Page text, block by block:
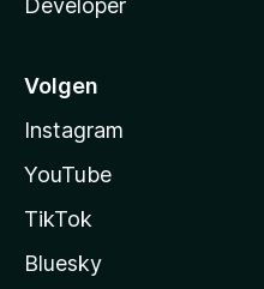
Developer
Volgen
Instagram
YouTube
TikTok
Bluesky